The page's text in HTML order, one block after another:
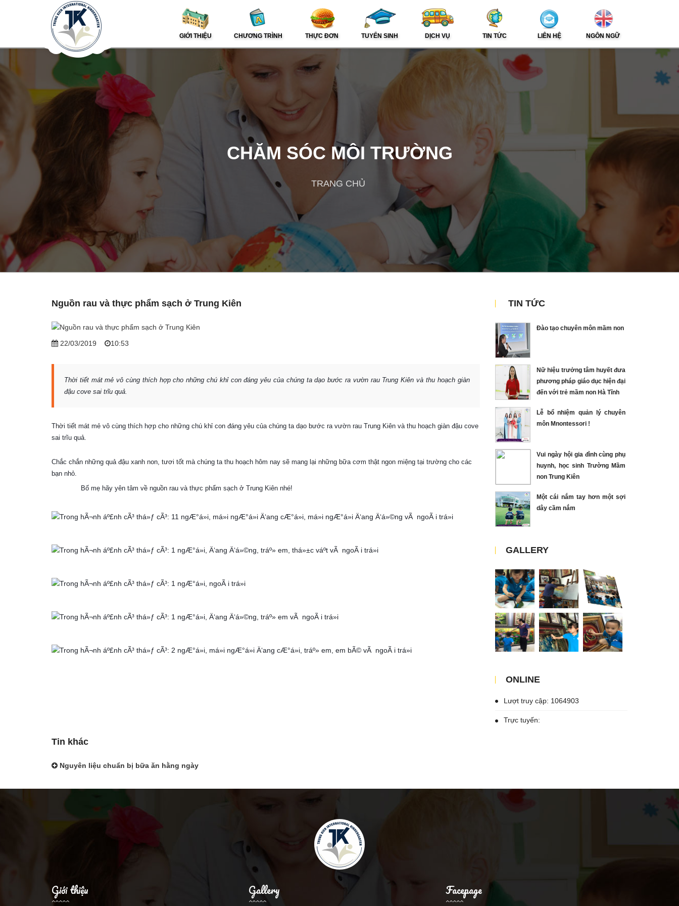
GIỚI THIỆU CHƯƠNG TRÌNH THỰC ĐƠN TUYỂN SINH DỊCH VỤ TIN TỨC LIÊN HỆ NGÔN NGỮ
CHĂM SÓC MÔI TRƯỜNG
TRANG CHỦ
Nguồn rau và thực phẩm sạch ở Trung Kiên
22/03/2019 10:53
Thời tiết mát mẻ vô cùng thích hợp cho những chú khỉ con đáng yêu của chúng ta dạo bước ra vườn rau Trung Kiên và thu hoạch giàn
đậu cove sai trĩu quả.
Thời tiết mát mẻ vô cùng thích hợp cho những chú khỉ con đáng yêu của chúng ta dạo bước ra vườn rau Trung Kiên và thu hoạch giàn đậu cove
sai trĩu quả.
Chắc chắn những quả đậu xanh non, tươi tốt mà chúng ta thu hoạch hôm nay sẽ mang lại những bữa cơm thật ngon miệng tại trường cho các
bạn nhỏ.
Bố mẹ hãy yên tâm về nguồn rau và thực phẩm sạch ở Trung Kiên nhé!
Tin khác
Nguyên liệu chuẩn bị bữa ăn hằng ngày
TIN TỨC
Đào tạo chuyên môn mầm non
Nữ hiệu trưởng tâm huyết đưa
phương pháp giáo dục hiện đại
đến với trẻ mầm non Hà Tĩnh
Lễ bổ nhiệm quản lý chuyên
môn Mnontessori !
Vui ngày hội gia đình cùng phụ
huynh, học sinh Trường Mầm
non Trung Kiên
Một cái nắm tay hơn một sợi
dây cầm nắm
GALLERY
ONLINE
Lượt truy cập: 1064903
Trực tuyến:
Giới thiệu Gallery Facepage